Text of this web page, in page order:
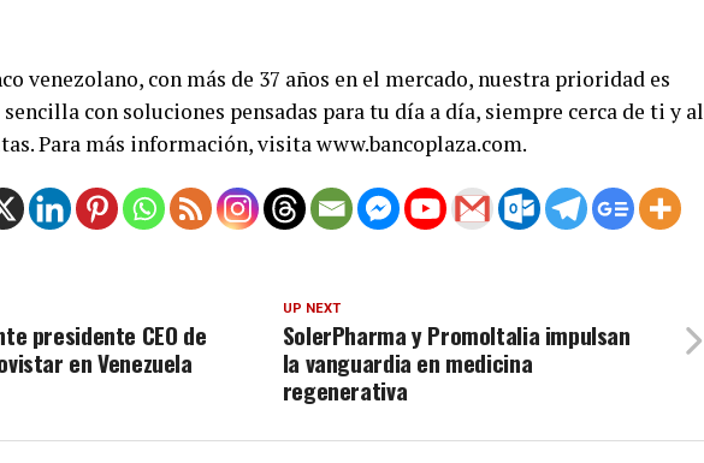
venezolano, con más de 37 años en el mercado, nuestra prioridad es
con soluciones pensadas para tu día a día, siempre cerca de ti y al
Para más información, visita www.bancoplaza.com.
UP NEXT
SolerPharma y PromoItalia impulsan
la vanguardia en medicina
regenerativa
presidente CEO de
en Venezuela